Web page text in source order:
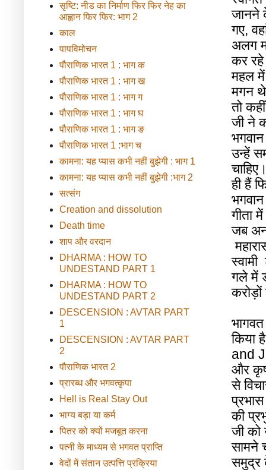
जानने
गए,
अलग
कर रहे
महल में
मगन थे
तो कहीं
जी ने
भगवान
उन्हें
ही हैं
भगवान
गीता में
जब
स्वामी
गले में
करोड़ों
भागवत
किया है
and
और
से
प्रभास
की
जी को
सामने
समुद्र
सृष्टि: नीड का निर्माण फिर फिर नेह का
आह्वान फिर फिर: भाग 2
काल
पापविमोचन
पौराणिक भारत 1 : भाग क
पौराणिक भारत 1 : भाग ख
पौराणिक भारत 1 : भाग ग
पौराणिक भारत 1 : भाग घ
पौराणिक भारत 1 : भाग ङ
पौराणिक भारत 1 :भाग च
कामना: यह प्यास कभी नहीं बुझेगी : भाग 1
कामना: यह प्यास कभी नहीं बुझेगी :भाग 2
सत्संग
Creation and dissolution
Death time
शाप और वरदान
DHARMA : HOW TO
UNDESTAND PART 1
DHARMA : HOW TO
UNDESTAND PART 2
DESCENSION : AVTAR PART
1
DESCENSION : AVTAR PART
2
पौराणिक भारत 2
प्रारब्ध और भगवत्कृपा
Hell is Real Stay Out
भाग्य बड़ा या कर्म
पितर को क्यों मजबूत करना
पत्नी के माध्यम से भगवत प्राप्ति
वेदों में संतान उत्पत्ति प्रक्रिया